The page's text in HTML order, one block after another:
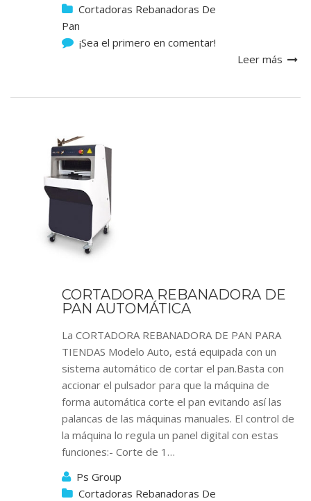
Cortadoras Rebanadoras De
Pan
¡Sea el primero en comentar!
Leer más
CORTADORA REBANADORA DE
PAN AUTOMÁTICA
La CORTADORA REBANADORA DE PAN PARA
TIENDAS Modelo Auto, está equipada con un
sistema automático de cortar el pan.Basta con
accionar el pulsador para que la máquina de
forma automática corte el pan evitando así las
palancas de las máquinas manuales. El control de
la máquina lo regula un panel digital con estas
funciones:- Corte de 1…
Ps Group
Cortadoras Rebanadoras De